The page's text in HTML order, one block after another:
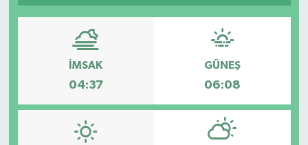
İMSAK
04:37
GÜNEŞ
06:08
Magazin
Gündem
Teknoloji